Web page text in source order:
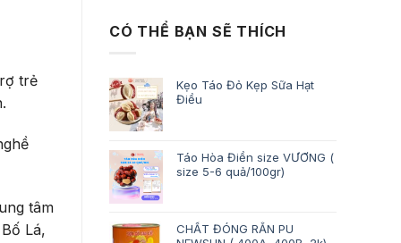
trẻ
tâm
Lá,
CÓ THỂ BẠN SẼ THÍCH
Kẹo Táo Đỏ Kẹp Sữa Hạt
Điều
Táo Hòa Điền size VƯƠNG (
size 5-6 quả/100gr)
CHẤT ĐÓNG RẮN PU